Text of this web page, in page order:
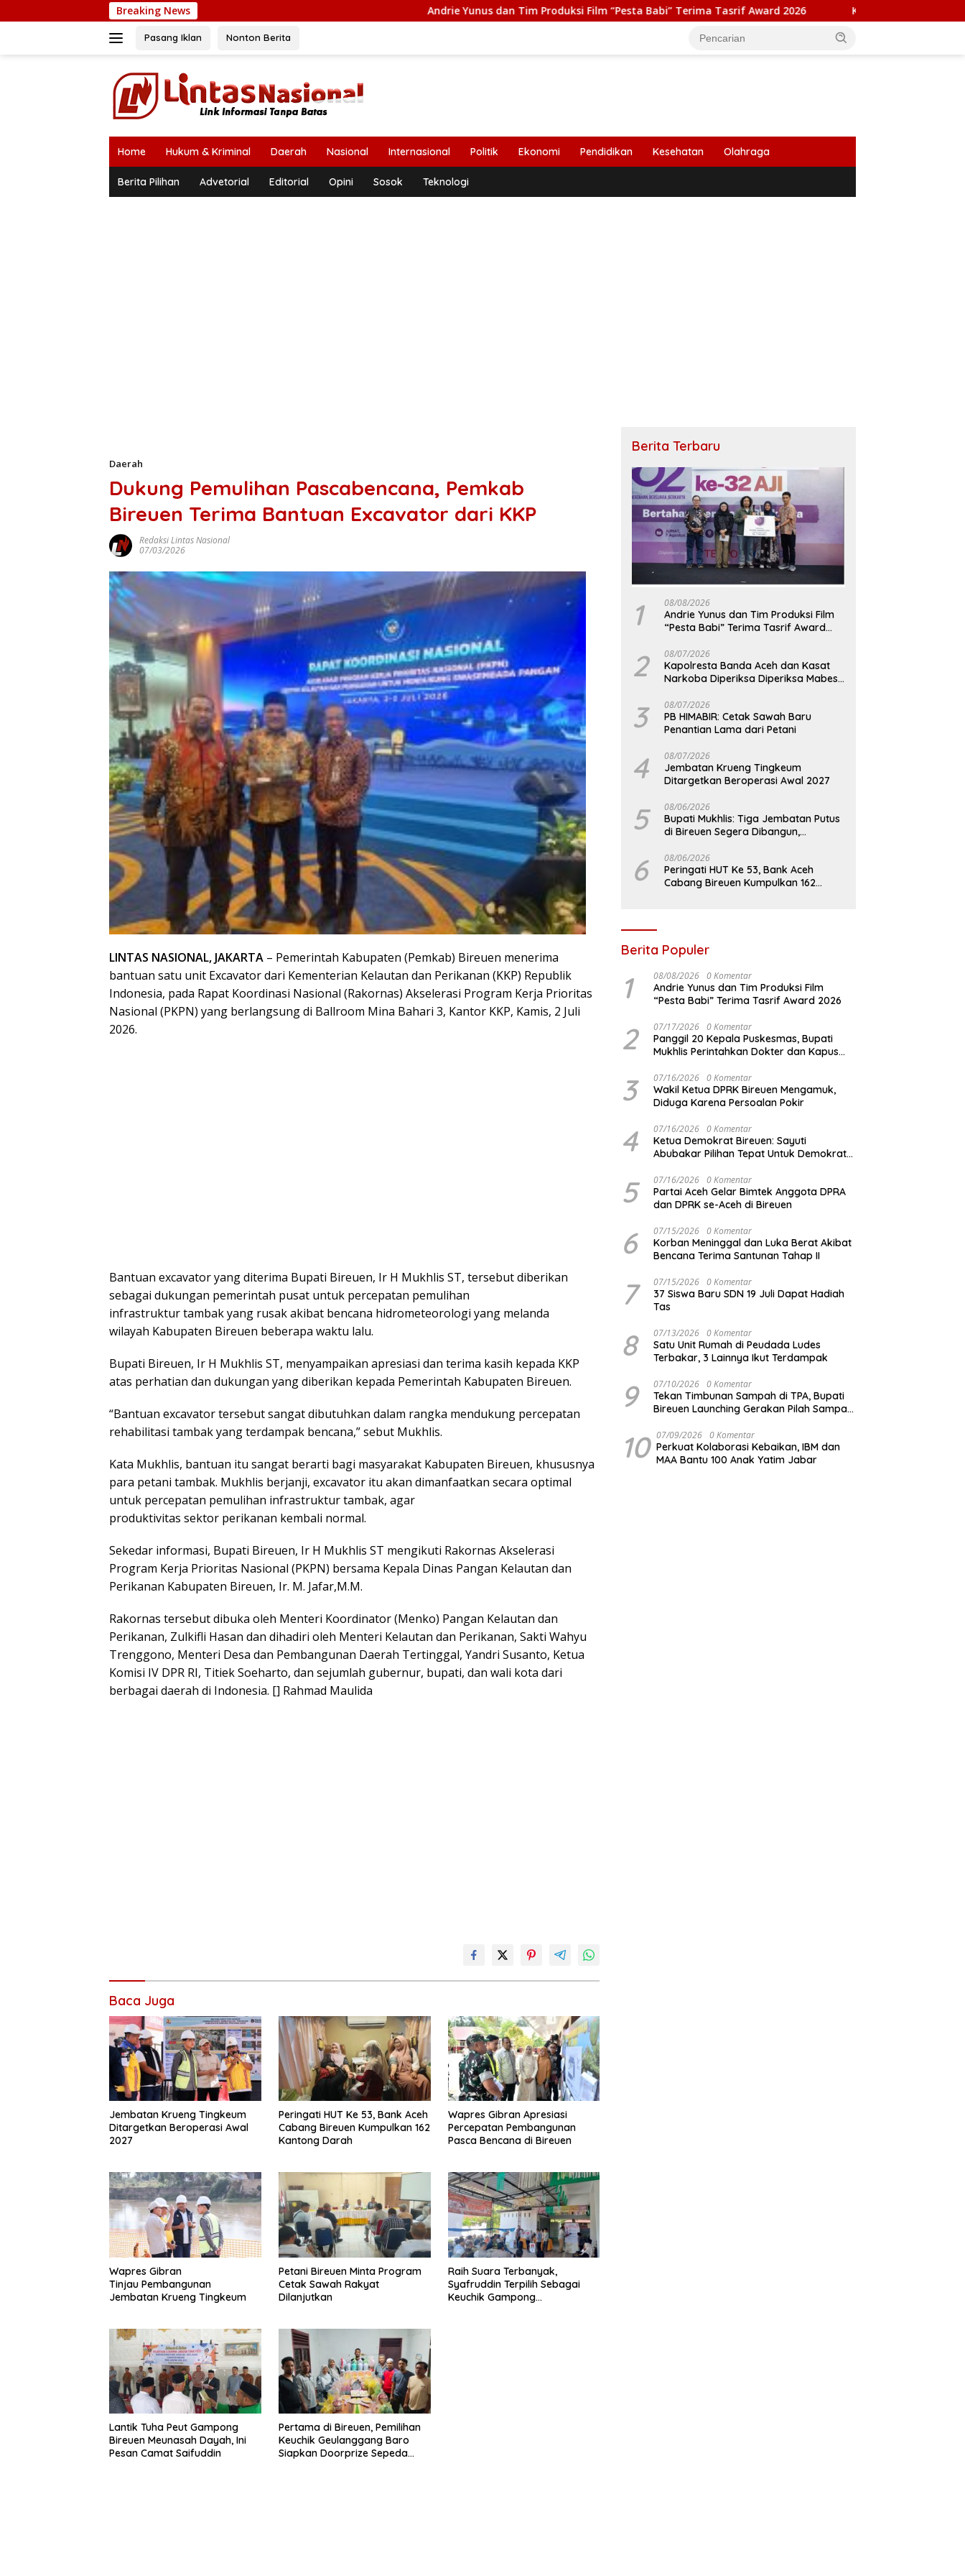
ke
Breaking News Andrie Yunus dan Tim Produksi Film “Pesta Babi” Terima Tasrif Award 2026 Kapolresta Banda Aceh dan Kasat
Pasang Iklan Nonton Berita
Home Hukum & Kriminal Daerah Nasional Internasional Politik Ekonomi Pendidikan Kesehatan Olahraga
Berita Pilihan Advetorial Editorial Opini Sosok Teknologi
Daerah
Dukung Pemulihan Pascabencana, Pemkab
Bireuen Terima Bantuan Excavator dari KKP
Redaksi Lintas Nasional
07/03/2026
LINTAS NASIONAL, JAKARTA – Pemerintah Kabupaten (Pemkab) Bireuen menerima
bantuan satu unit Excavator dari Kementerian Kelautan dan Perikanan (KKP) Republik
Indonesia, pada Rapat Koordinasi Nasional (Rakornas) Akselerasi Program Kerja Prioritas
Nasional (PKPN) yang berlangsung di Ballroom Mina Bahari 3, Kantor KKP, Kamis, 2 Juli
2026.
Bantuan excavator yang diterima Bupati Bireuen, Ir H Mukhlis ST, tersebut diberikan
sebagai dukungan pemerintah pusat untuk percepatan pemulihan
infrastruktur tambak yang rusak akibat bencana hidrometeorologi yang melanda
wilayah Kabupaten Bireuen beberapa waktu lalu.
Bupati Bireuen, Ir H Mukhlis ST, menyampaikan apresiasi dan terima kasih kepada KKP
atas perhatian dan dukungan yang diberikan kepada Pemerintah Kabupaten Bireuen.
“Bantuan excavator tersebut sangat dibutuhkan dalam rangka mendukung percepatan
rehabilitasi tambak yang terdampak bencana,” sebut Mukhlis.
Kata Mukhlis, bantuan itu sangat berarti bagi masyarakat Kabupaten Bireuen, khususnya
para petani tambak. Mukhlis berjanji, excavator itu akan dimanfaatkan secara optimal
untuk percepatan pemulihan infrastruktur tambak, agar
produktivitas sektor perikanan kembali normal.
Sekedar informasi, Bupati Bireuen, Ir H Mukhlis ST mengikuti Rakornas Akselerasi
Program Kerja Prioritas Nasional (PKPN) bersama Kepala Dinas Pangan Kelautan dan
Perikanan Kabupaten Bireuen, Ir. M. Jafar,M.M.
Rakornas tersebut dibuka oleh Menteri Koordinator (Menko) Pangan Kelautan dan
Perikanan, Zulkifli Hasan dan dihadiri oleh Menteri Kelautan dan Perikanan, Sakti Wahyu
Trenggono, Menteri Desa dan Pembangunan Daerah Tertinggal, Yandri Susanto, Ketua
Komisi IV DPR RI, Titiek Soeharto, dan sejumlah gubernur, bupati, dan wali kota dari
berbagai daerah di Indonesia. [] Rahmad Maulida
Baca Juga
Jembatan Krueng Tingkeum
Ditargetkan Beroperasi Awal
2027
Peringati HUT Ke 53, Bank Aceh
Cabang Bireuen Kumpulkan 162
Kantong Darah
Wapres Gibran Apresiasi
Percepatan Pembangunan
Pasca Bencana di Bireuen
Wapres Gibran
Tinjau Pembangunan
Jembatan Krueng Tingkeum
Petani Bireuen Minta Program
Cetak Sawah Rakyat
Dilanjutkan
Raih Suara Terbanyak,
Syafruddin Terpilih Sebagai
Keuchik Gampong
Lantik Tuha Peut Gampong
Bireuen Meunasah Dayah, Ini
Pertama di Bireuen, Pemilihan
Keuchik Geulanggang Baro
Siapkan Doorprize Sepeda
Berita Terbaru
1 08/08/2026
Andrie Yunus dan Tim Produksi Film
“Pesta Babi” Terima Tasrif Award
2 08/07/2026
Kapolresta Banda Aceh dan Kasat
Narkoba Diperiksa Diperiksa Mabes
3 08/07/2026
PB HIMABIR: Cetak Sawah Baru
Penantian Lama dari Petani
4 08/07/2026
Jembatan Krueng Tingkeum
Ditargetkan Beroperasi Awal 2027
5 08/06/2026
Bupati Mukhlis: Tiga Jembatan Putus
di Bireuen Segera Dibangun,
6 08/06/2026
Peringati HUT Ke 53, Bank Aceh
Cabang Bireuen Kumpulkan 162
Berita Populer
1 08/08/2026 0 Komentar
Andrie Yunus dan Tim Produksi Film
“Pesta Babi” Terima Tasrif Award 2026
2 07/17/2026 0 Komentar
Panggil 20 Kepala Puskesmas, Bupati
Mukhlis Perintahkan Dokter dan Kapus
3 07/16/2026 0 Komentar
Wakil Ketua DPRK Bireuen Mengamuk,
Diduga Karena Persoalan Pokir
4 07/16/2026 0 Komentar
Ketua Demokrat Bireuen: Sayuti
Abubakar Pilihan Tepat Untuk Demokrat
5 07/16/2026 0 Komentar
Partai Aceh Gelar Bimtek Anggota DPRA
dan DPRK se-Aceh di Bireuen
6 07/15/2026 0 Komentar
Korban Meninggal dan Luka Berat Akibat
Bencana Terima Santunan Tahap II
7 07/15/2026 0 Komentar
37 Siswa Baru SDN 19 Juli Dapat Hadiah
Tas
8 07/13/2026 0 Komentar
Satu Unit Rumah di Peudada Ludes
Terbakar, 3 Lainnya Ikut Terdampak
9 07/10/2026 0 Komentar
Tekan Timbunan Sampah di TPA, Bupati
Bireuen Launching Gerakan Pilah Sampah
10 07/09/2026 0 Komentar
Perkuat Kolaborasi Kebaikan, IBM dan
MAA Bantu 100 Anak Yatim Jabar